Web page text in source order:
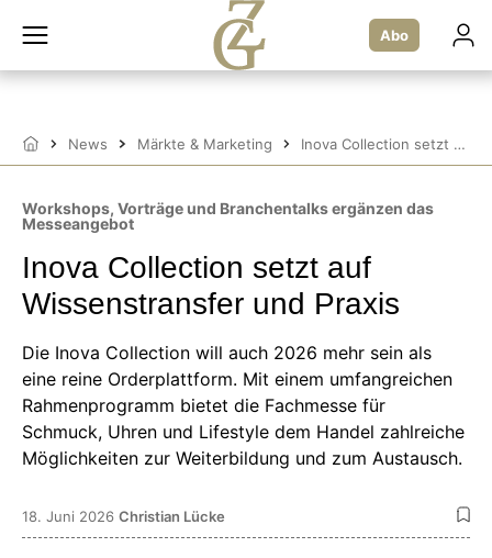
Inhalt
Abo
Startseite
News Märkte & Marketing Inova Collection setzt auf Wissenstransfer und Praxis
Workshops, Vorträge und Branchentalks ergänzen das
Messeangebot
Inova Collection setzt auf
Wissenstransfer und Praxis
Die Inova Collection will auch 2026 mehr sein als
eine reine Orderplattform. Mit einem umfangreichen
Rahmenprogramm bietet die Fachmesse für
Schmuck, Uhren und Lifestyle dem Handel zahlreiche
Möglichkeiten zur Weiterbildung und zum Austausch.
18. Juni 2026 Christian Lücke